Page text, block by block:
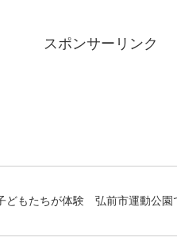
スポンサーリンク
どもたちが体験 弘前市運動公園